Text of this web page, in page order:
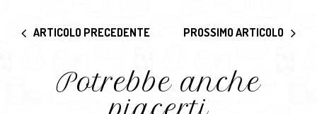
ARTICOLO PRECEDENTE PROSSIMO ARTICOLO
Potrebbe anche